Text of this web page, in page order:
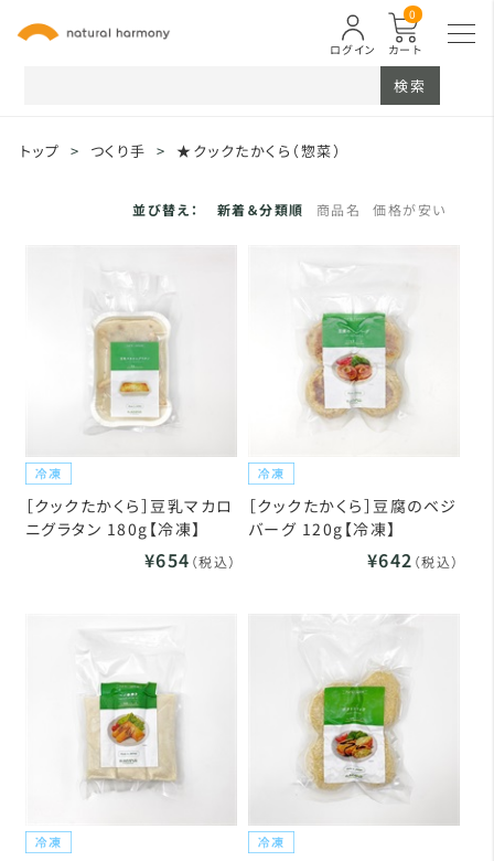
カート
0
ログイン
検索
トップ > つくり手 > ★クックたかくら（惣菜）
並び替え： 新着＆分類順 商品名 価格が安い
［クックたかくら］豆乳マカロ
ニグラタン 180g【冷凍】
¥654 （税込）
［クックたかくら］豆腐のベジ
バーグ 120g【冷凍】
¥642 （税込）